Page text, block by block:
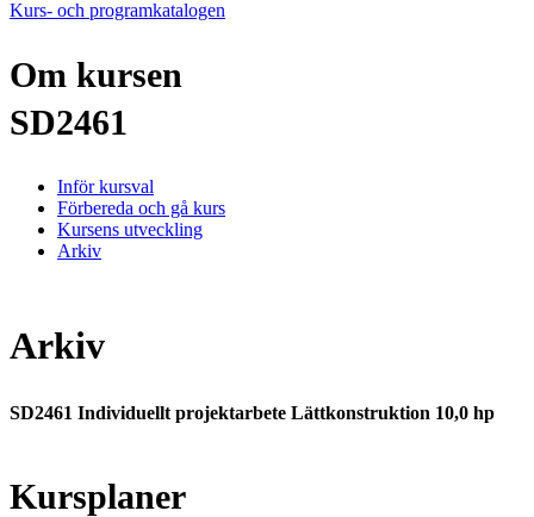
Kurs- och programkatalogen
Om kursen
SD2461
Inför kursval
Förbereda och gå kurs
Kursens utveckling
Arkiv
Arkiv
SD2461 Individuellt projektarbete Lättkonstruktion 10,0 hp
Kursplaner